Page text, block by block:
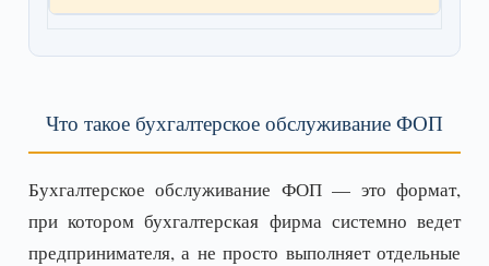
Что такое бухгалтерское обслуживание ФОП
Бухгалтерское обслуживание ФОП — это формат,
при котором бухгалтерская фирма системно ведет
предпринимателя, а не просто выполняет отдельные